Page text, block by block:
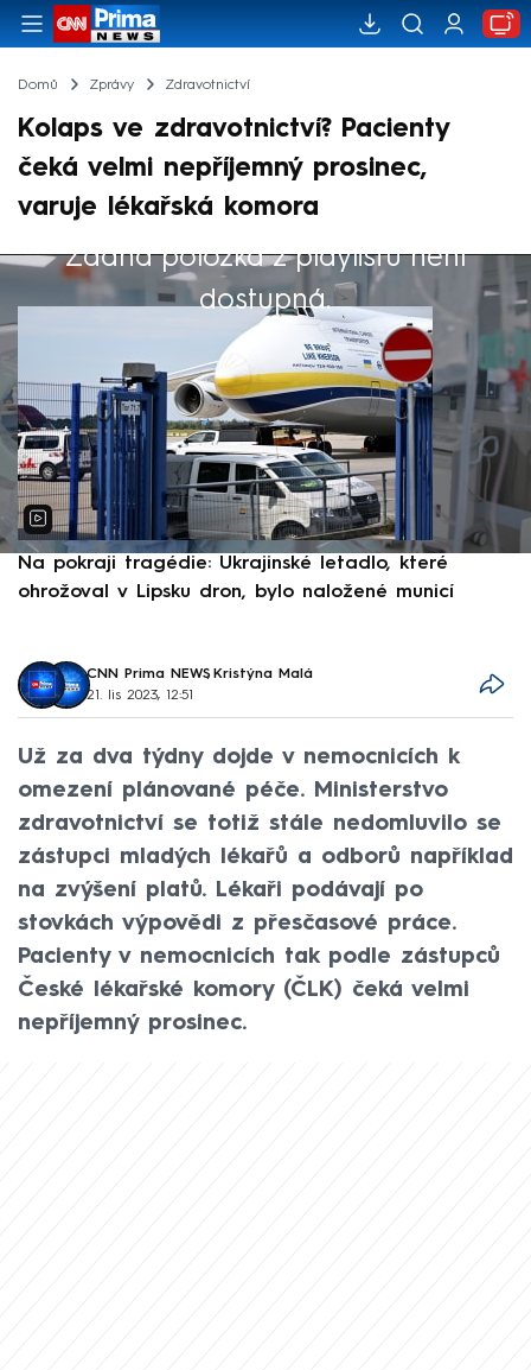
Domů Zprávy Zdravotnictví
Kolaps ve zdravotnictví? Pacienty
čeká velmi nepříjemný prosinec,
varuje lékařská komora
Žádná položka z playlistu není
dostupná.
Výběr redakce
Na pokraji tragédie: Ukrajinské letadlo, které
ohrožoval v Lipsku dron, bylo naložené municí
CNN Prima NEWS, Kristýna Malá
21. lis 2023, 12:51
Už za dva týdny dojde v nemocnicích k
omezení plánované péče. Ministerstvo
zdravotnictví se totiž stále nedomluvilo se
zástupci mladých lékařů a odborů například
na zvýšení platů. Lékaři podávají po
stovkách výpovědi z přesčasové práce.
Pacienty v nemocnicích tak podle zástupců
České lékařské komory (ČLK) čeká velmi
nepříjemný prosinec.